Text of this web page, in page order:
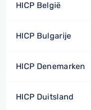
HICP België
HICP Bulgarije
HICP Denemarken
HICP Duitsland